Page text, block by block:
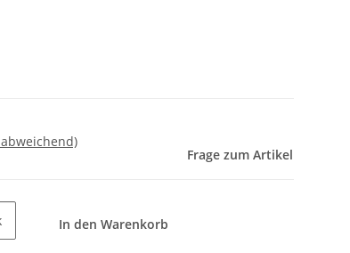
Frage zum Artikel
In den Warenkorb